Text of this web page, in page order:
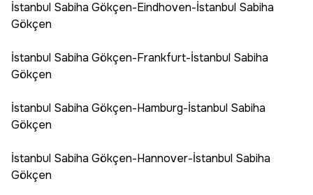
İstanbul Sabiha Gökçen-Eindhoven-İstanbul Sabiha
Gökçen
İstanbul Sabiha Gökçen-Frankfurt-İstanbul Sabiha
Gökçen
İstanbul Sabiha Gökçen-Hamburg-İstanbul Sabiha
Gökçen
İstanbul Sabiha Gökçen-Hannover-İstanbul Sabiha
Gökçen